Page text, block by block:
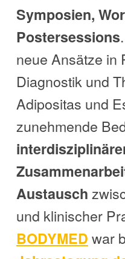
Symposien,
Postersessions
neue Ansätze in
Diagnostik und
Adipositas und
zunehmende
Austausch
und klinischer
BODYMED war